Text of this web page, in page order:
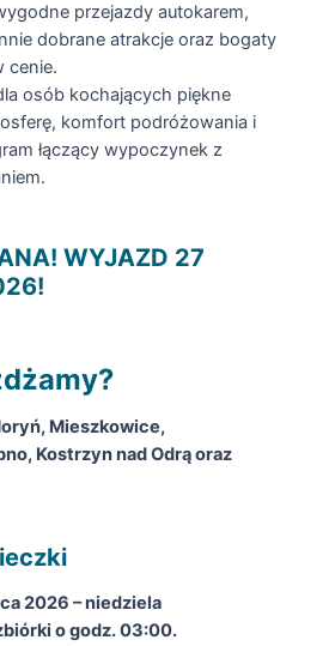
przejazdy autokarem,
dobrane atrakcje oraz bogaty
cenie.
osób kochających piękne
komfort podróżowania i
łączący wypoczynek z
WYJAZD 27
Mieszkowice,
Kostrzyn nad Odrą oraz
2026 – niedziela
o godz. 03:00.